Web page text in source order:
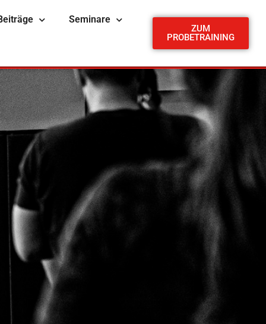
Seminare
ZUM
PROBETRAINING